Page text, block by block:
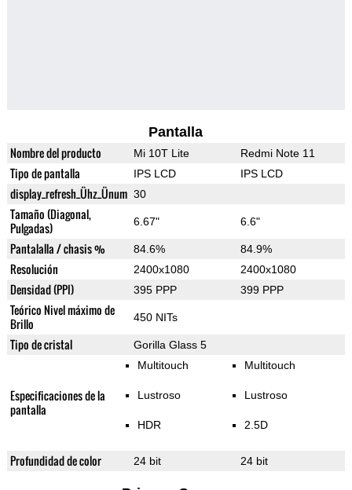
Pantalla
Nombre del producto Mi 10T Lite Redmi Note 11
Tipo de pantalla IPS LCD IPS LCD
display_refresh_Ühz_Ünum 30
Tamaño (Diagonal,
Pulgadas)
6.67" 6.6"
Pantalalla / chasis % 84.6% 84.9%
Resolución 2400x1080 2400x1080
Densidad (PPI) 395 PPP 399 PPP
Teórico Nivel máximo de
Brillo
450 NITs
Tipo de cristal Gorilla Glass 5
Especificaciones de la
pantalla
Multitouch
Lustroso
HDR
Multitouch
Lustroso
2.5D
Profundidad de color 24 bit 24 bit